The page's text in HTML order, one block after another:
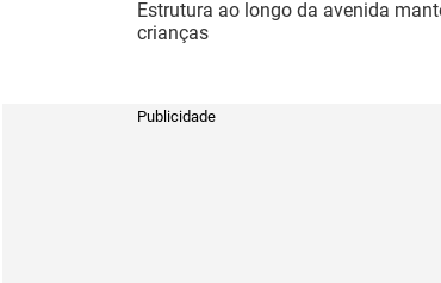
Estrutura ao longo da avenida
crianças
Publicidade